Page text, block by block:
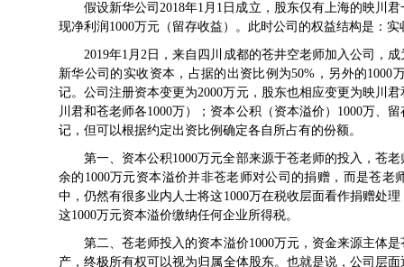
假设新华公司2018年1月1日成立，股东仅有上海的映川
现净利润1000万元（留存收益）。此时公司的权益结构是：实
2019年1月2日，来自四川成都的苍井空老师加入公司，成
新华公司的实收资本，占据的出资比例为50%，另外的
记。公司注册资本变更为2000万元，股东也相应变更为映川
川君和苍老师各1000万）；资本公积（资本溢价）1000万、
记，但可以根据约定出资比例确定各自所占有的份额。
第一、资本公积1000万元全部来源于苍老师的投入，苍老
余的1000万元资本溢价并非苍老师对公司的捐赠，而是苍
中，仍然有很多业内人士将这1000万在税收层面看作捐赠处
这1000万元资本溢价缴纳任何企业所得税。
第二、苍老师投入的资本溢价1000万元，资金来源主体是
产，终极所有权可以视为归属全体股东。也就是说，公司层